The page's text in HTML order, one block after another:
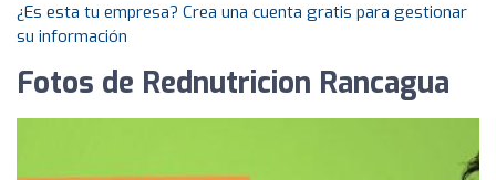
¿Es esta tu empresa? Crea una cuenta gratis para gestionar
su información
Fotos de Rednutricion Rancagua